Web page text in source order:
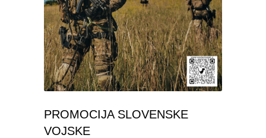
PROMOCIJA SLOVENSKE
VOJSKE